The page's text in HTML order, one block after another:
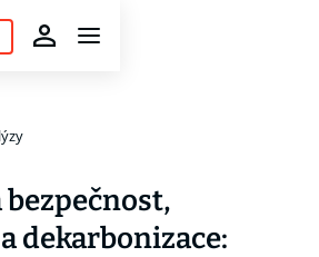
dekarbonizace: